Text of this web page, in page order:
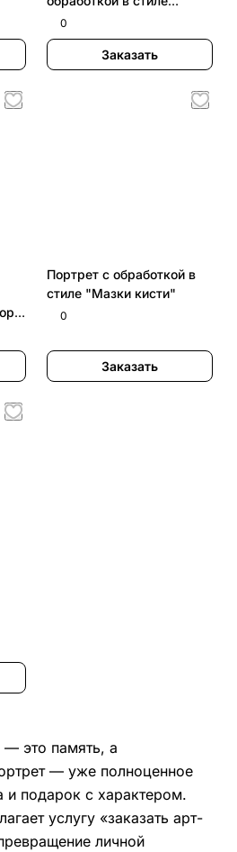
"Flower art"
0
Заказать
Портрет с обработкой в
стиле "Мазки кисти"
0
Заказать
это память, а
— уже полноценное
и подарок с характером.
услугу «заказать арт-
личной